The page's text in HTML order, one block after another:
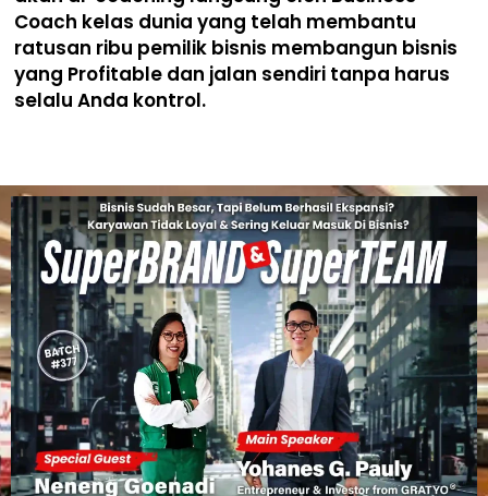
Coach kelas dunia yang telah membantu
ratusan ribu pemilik bisnis membangun bisnis
yang Profitable dan jalan sendiri tanpa harus
selalu Anda kontrol.